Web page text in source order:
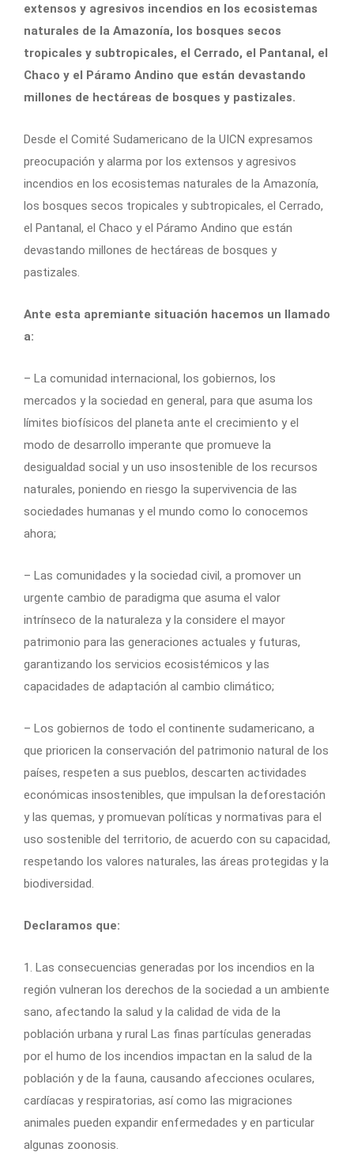
extensos y agresivos incendios en los ecosistemas
naturales de la Amazonía, los bosques secos
tropicales y subtropicales, el Cerrado, el Pantanal, el
Chaco y el Páramo Andino que están devastando
millones de hectáreas de bosques y pastizales.
Desde el Comité Sudamericano de la UICN expresamos
preocupación y alarma por los extensos y agresivos
incendios en los ecosistemas naturales de la Amazonía,
los bosques secos tropicales y subtropicales, el Cerrado,
el Pantanal, el Chaco y el Páramo Andino que están
devastando millones de hectáreas de bosques y
pastizales.
Ante esta apremiante situación hacemos un llamado
a:
– La comunidad internacional, los gobiernos, los
mercados y la sociedad en general, para que asuma los
límites biofísicos del planeta ante el crecimiento y el
modo de desarrollo imperante que promueve la
desigualdad social y un uso insostenible de los recursos
naturales, poniendo en riesgo la supervivencia de las
sociedades humanas y el mundo como lo conocemos
ahora;
– Las comunidades y la sociedad civil, a promover un
urgente cambio de paradigma que asuma el valor
intrínseco de la naturaleza y la considere el mayor
patrimonio para las generaciones actuales y futuras,
garantizando los servicios ecosistémicos y las
capacidades de adaptación al cambio climático;
– Los gobiernos de todo el continente sudamericano, a
que prioricen la conservación del patrimonio natural de los
países, respeten a sus pueblos, descarten actividades
económicas insostenibles, que impulsan la deforestación
y las quemas, y promuevan políticas y normativas para el
uso sostenible del territorio, de acuerdo con su capacidad,
respetando los valores naturales, las áreas protegidas y la
biodiversidad.
Declaramos que:
1. Las consecuencias generadas por los incendios en la
región vulneran los derechos de la sociedad a un ambiente
sano, afectando la salud y la calidad de vida de la
población urbana y rural Las finas partículas generadas
por el humo de los incendios impactan en la salud de la
población y de la fauna, causando afecciones oculares,
cardíacas y respiratorias, así como las migraciones
animales pueden expandir enfermedades y en particular
algunas zoonosis.